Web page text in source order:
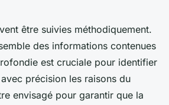
être suivies méthodiquement.
des informations contenues
est cruciale pour identifier
précision les raisons du
envisagé pour garantir que la